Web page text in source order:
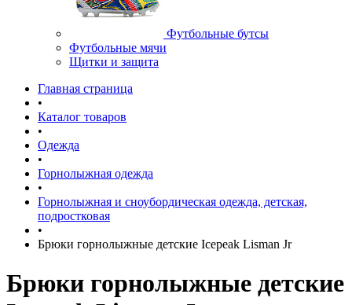
Футбольные бутсы
Футбольные мячи
Щитки и защита
Главная страница
•
Каталог товаров
•
Одежда
•
Горнолыжная одежда
•
Горнолыжная и сноубордическая одежда, детская,
подростковая
•
Брюки горнолыжные детские Icepeak Lisman Jr
Брюки горнолыжные детские